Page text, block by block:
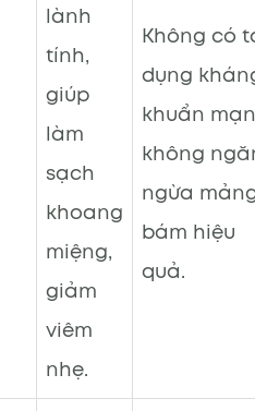
lành
tính,
giúp
làm
sạch
khoang
miệng,
giảm
viêm
nhẹ.
Không có
dụng
khuẩn
không
ngừa
bám hiệu
quả.